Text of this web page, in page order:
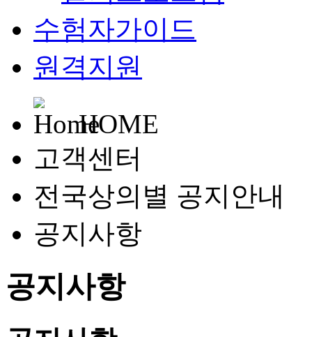
수험자가이드
원격지원
HOME
고객센터
전국상의별 공지안내
공지사항
공지사항